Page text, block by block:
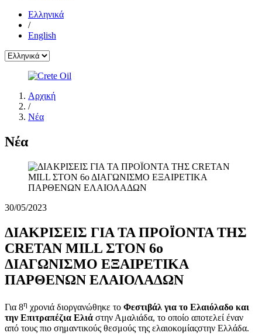
Ελληνικά
/
English
Αρχική
/
Νέα
Νέα
30/05/2023
ΔΙΑΚΡΙΣΕΙΣ ΓΙΑ ΤΑ ΠΡΟΪΟΝΤΑ ΤΗΣ
CRETAN MILL ΣΤΟΝ 6ο
ΔΙΑΓΩΝΙΣΜΟ ΕΞΑΙΡΕΤΙΚΑ
ΠΑΡΘΕΝΩΝ ΕΛΑΙΟΛΑΔΩΝ
Για 8η χρονιά διοργανώθηκε το Φεστιβάλ για το Ελαιόλαδο και
την Επιτραπέζια Ελιά στην Αμαλιάδα, το οποίο αποτελεί έναν
από τους πιο σημαντικούς θεσμούς της ελαιοκομίαςστην Ελλάδα.